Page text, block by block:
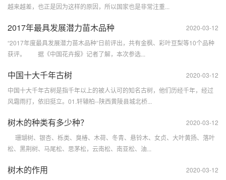
越来越差，也正是因为这样的原因，所以国家也是非常注重...
2020-03-12
2017年最具发展潜力苗木品种
“2017年度最具发展潜力苗木品种”日前评出，共有金枫、彩叶豆梨等10个品种
获评。 据《中国花卉报》记者了解，本次参选...
2020-03-12
中国十大千年古树
中国十大千年古树是指千年以上的被人认可的知名古树，他们历经千年，经过
风霜雨打，依旧挺立。01.轩辕柏--陕西黄陵县城北桥...
2020-03-12
树木的种类有多少种？
珊瑚树、银杏、栎类、臭椿、木荷、冬青、悬铃木、女贞、大叶黄扬、落叶
松、黑荆树、马尾松、思茅松，云南松、南亚松、油...
2020-03-12
树木的作用